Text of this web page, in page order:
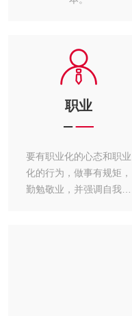
职业
要有职业化的心态和职业
化的行为，做事有规矩，
勤勉敬业，并强调自我学